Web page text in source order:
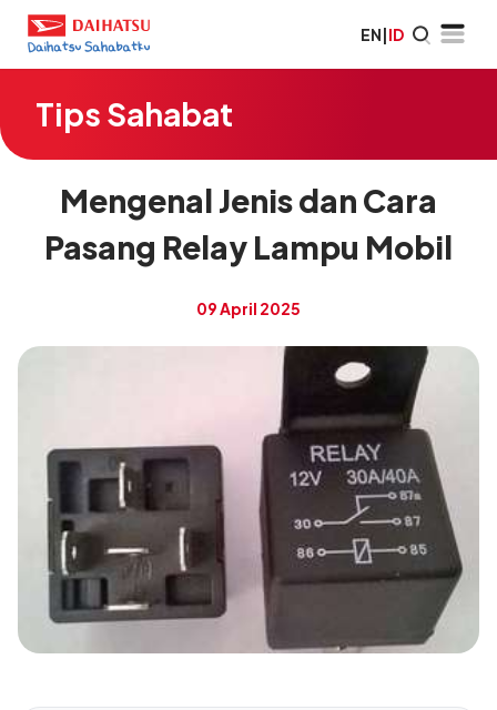
EN|ID
Tips Sahabat
Mengenal Jenis dan Cara
Pasang Relay Lampu Mobil
09 April 2025